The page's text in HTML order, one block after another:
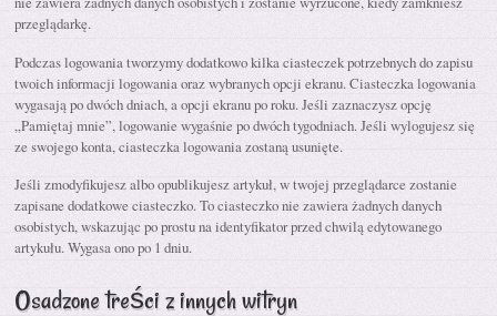
przeglądarkę.
Podczas logowania tworzymy dodatkowo kilka ciasteczek potrzebnych do zapisu
twoich informacji logowania oraz wybranych opcji ekranu. Ciasteczka logowania
wygasają po dwóch dniach, a opcji ekranu po roku. Jeśli zaznaczysz opcję
„Pamiętaj mnie”, logowanie wygaśnie po dwóch tygodniach. Jeśli wylogujesz się
ze swojego konta, ciasteczka logowania zostaną usunięte.
Jeśli zmodyfikujesz albo opublikujesz artykuł, w twojej przeglądarce zostanie
zapisane dodatkowe ciasteczko. To ciasteczko nie zawiera żadnych danych
osobistych, wskazując po prostu na identyfikator przed chwilą edytowanego
artykułu. Wygasa ono po 1 dniu.
Osadzone treści z innych witryn